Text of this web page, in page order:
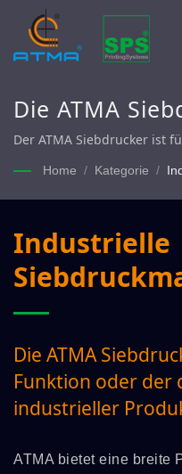
Die ATMA
Teil der
dekorativen
industrieller
Der ATMA Siebdrucker ist
Home / Kategorie /
Industrielle
Die ATMA
Funktion oder der
industrieller
ATMA bietet eine breite